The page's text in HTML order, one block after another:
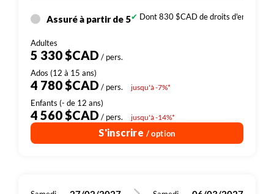
Assuré à partir de 5 Dont 830 $CAD de droits d'entrée
5 330 $CAD / pers.
4 780 $CAD / pers. jusqu'à -7%*
4 560 $CAD / pers. jusqu'à -14%*
S'inscrire / option